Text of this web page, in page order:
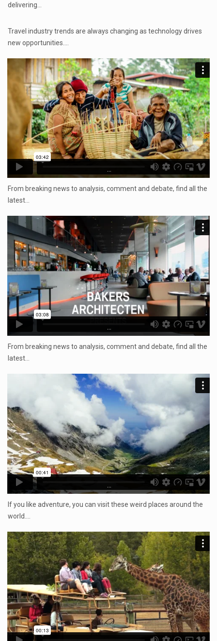
delivering…
Travel industry trends are always changing as technology drives
new opportunities.…
...
From breaking news to analysis, comment and debate, find all the
latest…
From breaking news to analysis, comment and debate, find all the
latest…
If you like adventure, you can visit these weird places around the
world.…